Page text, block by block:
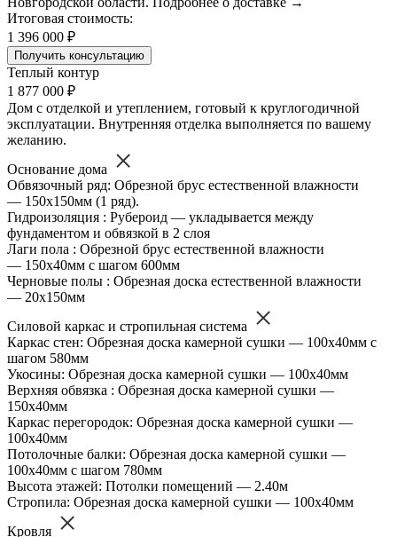
Итоговая стоимость:
1 396 000 ₽
Получить консультацию
Теплый контур
1 877 000 ₽
Дом с отделкой и утеплением, готовый к круглогодичной
эксплуатации. Внутренняя отделка выполняется по вашему
желанию.
Основание дома
Обвязочный ряд: Обрезной брус естественной влажности
— 150х150мм (1 ряд).
Гидроизоляция : Рубероид — укладывается между
фундаментом и обвязкой в 2 слоя
Лаги пола : Обрезной брус естественной влажности
— 150х40мм с шагом 600мм
Черновые полы : Обрезная доска естественной влажности
— 20х150мм
Силовой каркас и стропильная система
Каркас стен: Обрезная доска камерной сушки — 100х40мм с
шагом 580мм
Укосины: Обрезная доска камерной сушки — 100х40мм
Верхняя обвязка : Обрезная доска камерной сушки —
150х40мм
Каркас перегородок: Обрезная доска камерной сушки —
100х40мм
Потолочные балки: Обрезная доска камерной сушки —
100х40мм с шагом 780мм
Высота этажей: Потолки помещений — 2.40м
Стропила: Обрезная доска камерной сушки — 100х40мм
Кровля